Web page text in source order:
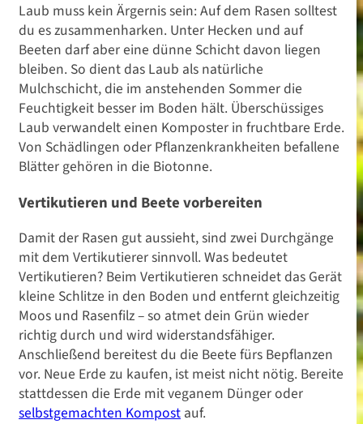
Laub muss kein Ärgernis sein: Auf dem Rasen solltest
du es zusammenharken. Unter Hecken und auf
Beeten darf aber eine dünne Schicht davon liegen
bleiben. So dient das Laub als natürliche
Mulchschicht, die im anstehenden Sommer die
Feuchtigkeit besser im Boden hält. Überschüssiges
Laub verwandelt einen Komposter in fruchtbare Erde.
Von Schädlingen oder Pflanzenkrankheiten befallene
Blätter gehören in die Biotonne.
Vertikutieren und Beete vorbereiten
Damit der Rasen gut aussieht, sind zwei Durchgänge
mit dem Vertikutierer sinnvoll. Was bedeutet
Vertikutieren? Beim Vertikutieren schneidet das Gerät
kleine Schlitze in den Boden und entfernt gleichzeitig
Moos und Rasenfilz – so atmet dein Grün wieder
richtig durch und wird widerstandsfähiger.
Anschließend bereitest du die Beete fürs Bepflanzen
vor. Neue Erde zu kaufen, ist meist nicht nötig. Bereite
stattdessen die Erde mit veganem Dünger oder
selbstgemachten Kompost auf.